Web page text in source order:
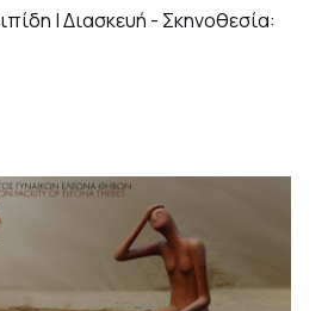
| Διασκευή - Σκηνοθεσία: